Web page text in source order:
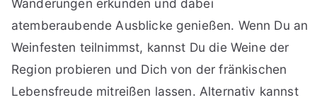
Wanderungen erkunden und dabei
atemberaubende Ausblicke genießen. Wenn Du an
Weinfesten teilnimmst, kannst Du die Weine der
Region probieren und Dich von der fränkischen
Lebensfreude mitreißen lassen. Alternativ kannst